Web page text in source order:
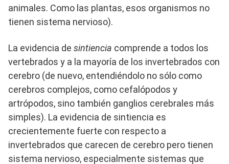
animales. Como las plantas, esos organismos no
tienen sistema nervioso).
La evidencia de sintiencia comprende a todos los
vertebrados y a la mayoría de los invertebrados con
cerebro (de nuevo, entendiéndolo no sólo como
cerebros complejos, como cefalópodos y
artrópodos, sino también ganglios cerebrales más
simples). La evidencia de sintiencia es
crecientemente fuerte con respecto a
invertebrados que carecen de cerebro pero tienen
sistema nervioso, especialmente sistemas que